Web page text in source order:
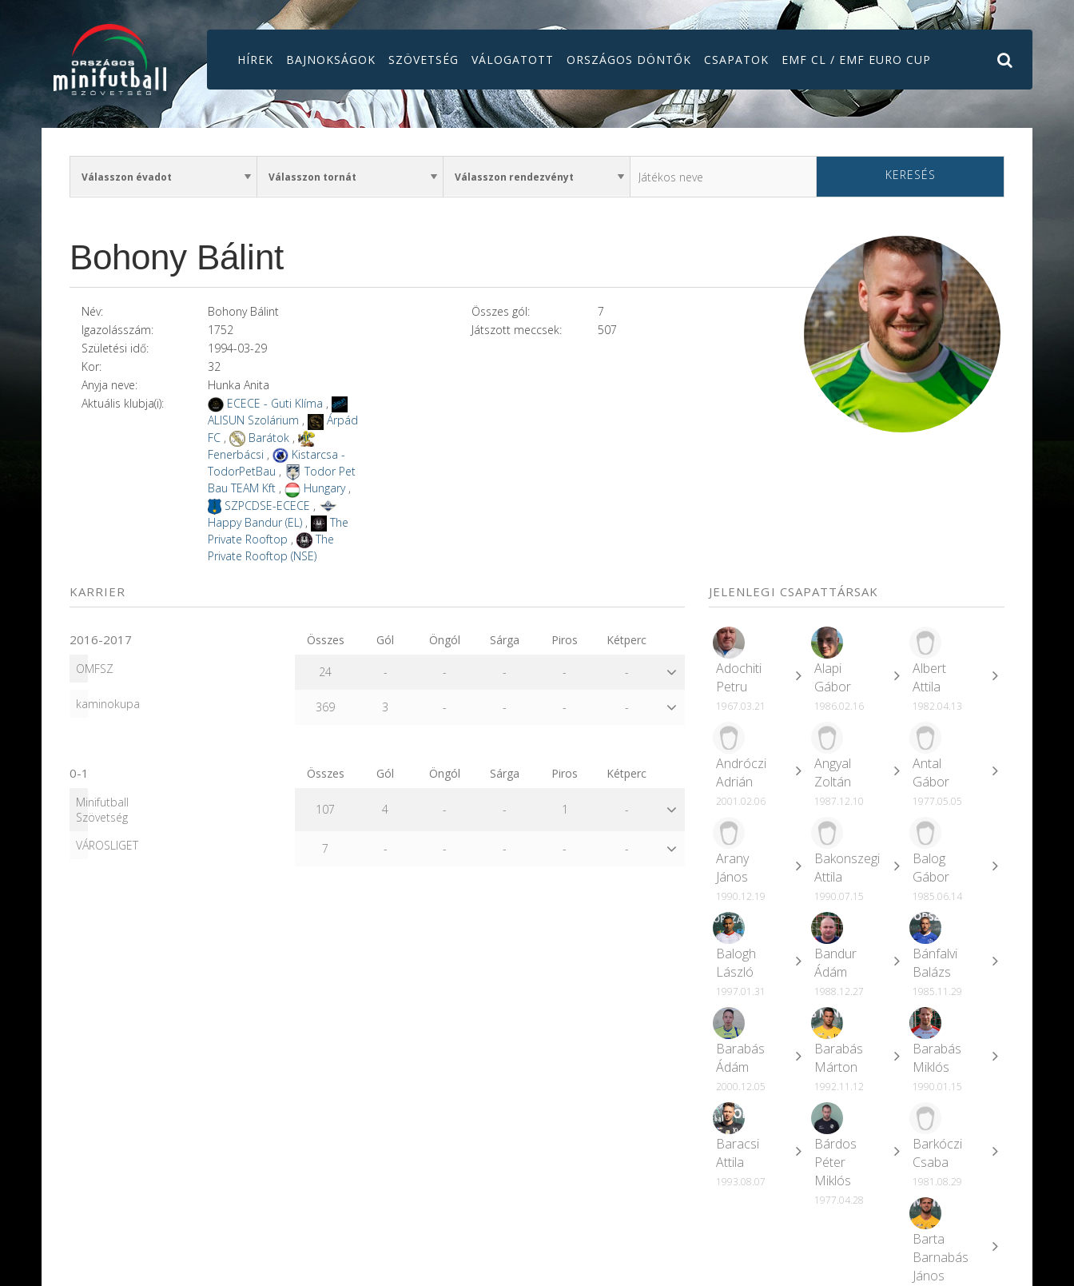
HÍREK BAJNOKSÁGOK SZÖVETSÉG VÁLOGATOTT ORSZÁGOS DÖNTŐK CSAPATOK EMF CL / EMF EURO CUP
KERESÉS
Bohony Bálint
Név:
Bohony Bálint
Igazolásszám:
1752
Születési idő:
1994-03-29
Kor:
32
Anyja neve:
Hunka Anita
Aktuális klubja(i):
ECECE - Guti Klíma ,
ALISUN Szolárium ,
Árpád
FC , Barátok ,
Fenerbácsi ,
Kistarcsa -
TodorPetBau ,
Todor Pet
Bau TEAM Kft , Hungary,
SZPCDSE-ECECE ,
Happy Bandur (EL) ,
The
Private Rooftop ,
The
Private Rooftop (NSE)
Összes gól:
7
Játszott meccsek:
507
KARRIER
2016-2017 Összes Gól Öngól Sárga Piros
Kétperc
OMFSZ
24 - - - - -
kaminokupa 369 3 - - - -
0-1 Összes Gól Öngól Sárga Piros
Kétperc
Minifutball
Szövetség
107 4 - - 1 -
VÁROSLIGET 7 - - - - -
JELENLEGI CSAPATTÁRSAK
Adochiti
Petru
1967.03.21
Alapi
Gábor
1986.02.16
Albert
Attila
1982.04.13
Andróczi
Adrián
2001.02.06
Angyal
Zoltán
1987.12.10
Antal
Gábor
1977.05.05
Arany
János
1990.12.19
Bakonszegi
Attila
1990.07.15
Balog
Gábor
1985.06.14
Balogh
László
1997.01.31
Bandur
Ádám
1988.12.27
Bánfalvi
Balázs
1985.11.29
Barabás
Ádám
2000.12.05
Barabás
Márton
1992.11.12
Barabás
Miklós
1990.01.15
Baracsi
Attila
1993.08.07
Bárdos
Péter
Miklós
1977.04.28
Barkóczi
Csaba
1981.08.29
Barta
Barnabás
János